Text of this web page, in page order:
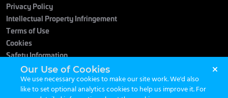
Privacy Policy
Intellectual Property Infringement
Terms of Use
Cookies
Safety Information
Our Use of Cookies
We use necessary cookies to make our site work. We'd also
like to set optional analytics cookies to help us improve it. For